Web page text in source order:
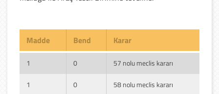
Madde Bend Karar
1 0 57 nolu meclis kararı
1 0 58 nolu meclis kararı